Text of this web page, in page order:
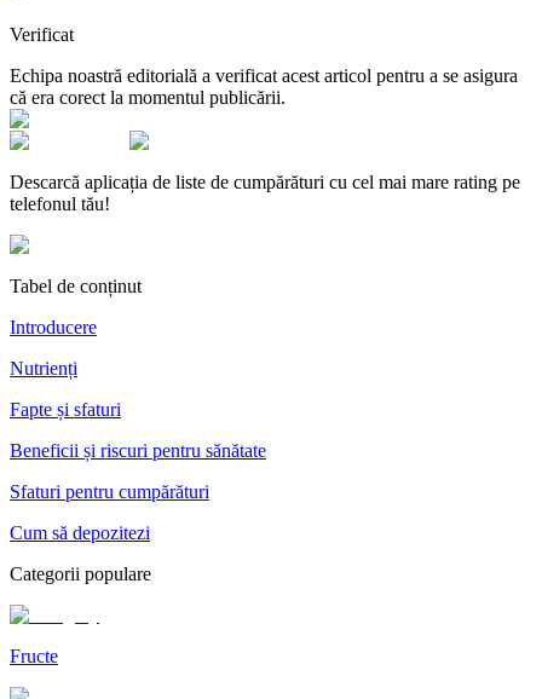
Verificat
Echipa noastră editorială a verificat acest articol pentru a se asigura
că era corect la momentul publicării.
Descarcă aplicația de liste de cumpărături cu cel mai mare rating pe
telefonul tău!
Tabel de conținut
Introducere
Nutrienți
Fapte și sfaturi
Beneficii și riscuri pentru sănătate
Sfaturi pentru cumpărături
Cum să depozitezi
Categorii populare
Fructe